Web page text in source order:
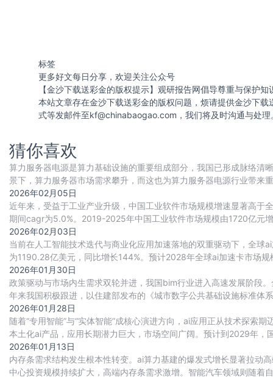
标签
更多好文每日分享，欢迎关注公众号
【金沙下载送彩金的版权提示】观研报告网倡导尊重与保护
本站文章存在金沙下载送彩金的版权问题，烦请提供金沙下
式等发邮件至kf@chinabaogao.com ，我们将及时沟通与处理
猜你喜欢
算力服务器电源是算力基础设施的重要组成部分，我国已形成脉络清
景下，算力服务器市场需求攀升，而这也为算力服务器电源行业带来
重要动力。目前国内厂商正积极布局，行业竞争
2026年02月05日
近年来，受益于工业产业升级，中国工业软件市场规模增速显著高
期间cagr为5.0%。2019-2025年中国工业软件市场规模由1720亿元
2026年02月03日
当前在人工智能技术迭代与商业化应用加速落地的双重驱动下，全
为1190.28亿美元，同比增长144%。预计2028年全球ai加速卡市场
2026年01月30日
政策驱动与市场内生需求双轮并进，我国bim行业进入高速发展阶段
年来我国积极跟进，以住建部发布的《城市数字公共基础设施标准体
（bim）、地理信息系统（gis）、城市白模、
2026年01月28日
随着“专用智能”与“实体智能”成核心演进方向，ai应用正从技术探索
本土化ai产品，应用长期潜力巨大，市场空间广阔。预计到2029年，
2026年01月13日
内存条需求结构发生根本性转变。ai算力基建的爆发式增长显著拉动
中心投资规模持续扩大，高端内存条需求激增。智能汽车领域则随